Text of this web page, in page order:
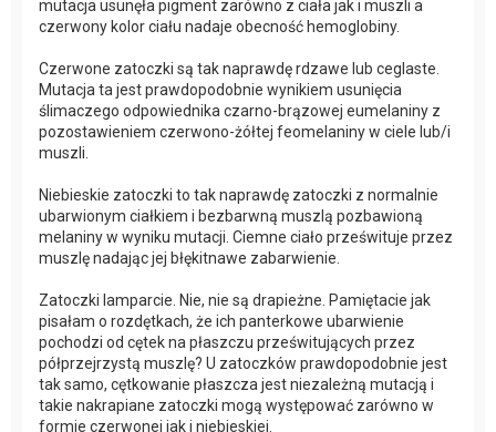
mutacja usunęła pigment zarówno z ciała jak i muszli a
czerwony kolor ciału nadaje obecność hemoglobiny.
Czerwone zatoczki są tak naprawdę rdzawe lub ceglaste.
Mutacja ta jest prawdopodobnie wynikiem usunięcia
ślimaczego odpowiednika czarno-brązowej eumelaniny z
pozostawieniem czerwono-żółtej feomelaniny w ciele lub/i
muszli.
Niebieskie zatoczki to tak naprawdę zatoczki z normalnie
ubarwionym ciałkiem i bezbarwną muszlą pozbawioną
melaniny w wyniku mutacji. Ciemne ciało prześwituje przez
muszlę nadając jej błękitnawe zabarwienie.
Zatoczki lamparcie. Nie, nie są drapieżne. Pamiętacie jak
pisałam o rozdętkach, że ich panterkowe ubarwienie
pochodzi od cętek na płaszczu prześwitujących przez
półprzejrzystą muszlę? U zatoczków prawdopodobnie jest
tak samo, cętkowanie płaszcza jest niezależną mutacją i
takie nakrapiane zatoczki mogą występować zarówno w
formie czerwonej jak i niebieskiej.